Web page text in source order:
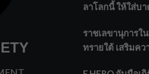
ลาโลกนี้ ให้ใส่บ
ราชเลขานุการใ
ทรายใต้ เสริมค